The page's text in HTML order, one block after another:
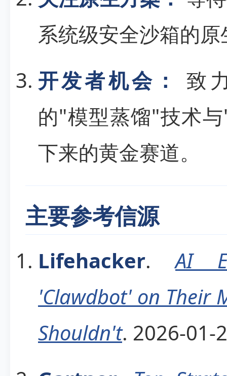
系统级安全沙箱的
开发者机会：
致
的"模型蒸馏"技术
下来的黄金赛道。
主要参考信源
Lifehacker.AI
'Clawdbot' on Their
Shouldn't. 2026-01-